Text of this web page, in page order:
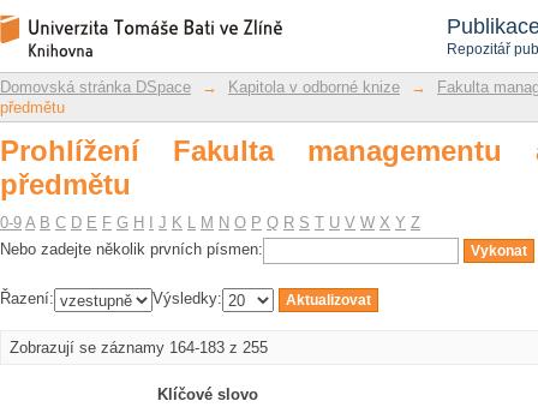
Repozitář
Prohlížení Fakulta managementu a
Repozitář DSpace/Manakin
Domovská stránka DSpace → Kapitola v odborné knize →
Fakulta
předmětu
Prohlížení Fakulta
předmětu
0-9 A B C D E F G H J K L M N O P Q R S T U V W X Y Z
Nebo zadejte několik prvních písmen:
Řazení: Výsledky:
Zobrazují se záznamy 164-183 z 255
Klíčové slovo